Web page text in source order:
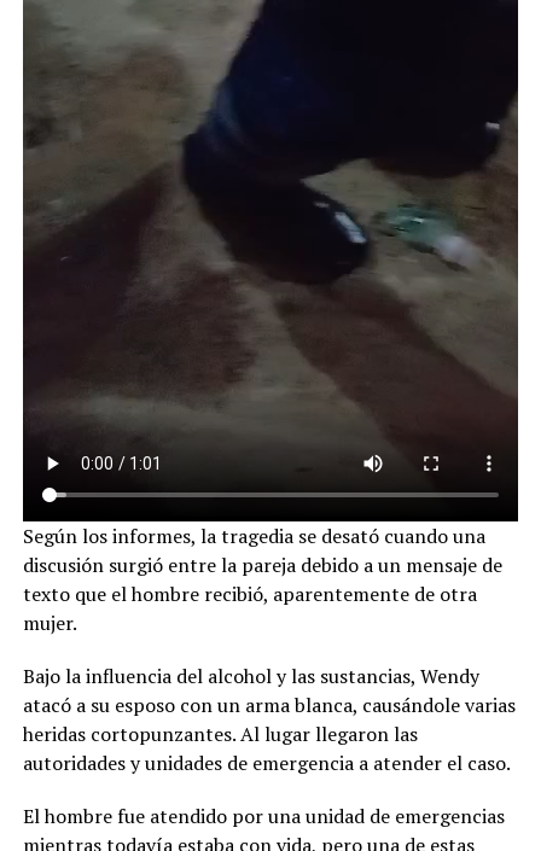
Según los informes, la tragedia se desató cuando una
discusión surgió entre la pareja debido a un mensaje de
texto que el hombre recibió, aparentemente de otra
mujer.
Bajo la influencia del alcohol y las sustancias, Wendy
atacó a su esposo con un arma blanca, causándole varias
heridas cortopunzantes. Al lugar llegaron las
autoridades y unidades de emergencia a atender el caso.
El hombre fue atendido por una unidad de emergencias
mientras todavía estaba con vida, pero una de estas